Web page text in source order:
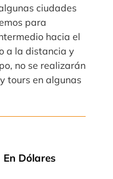
ciudades
para
hacia el
a la distancia y
no se realizarán
tours en algunas
Dólares